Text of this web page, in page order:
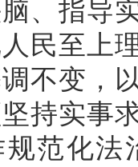
、指导
民至上
不变，
持实事
规范化法